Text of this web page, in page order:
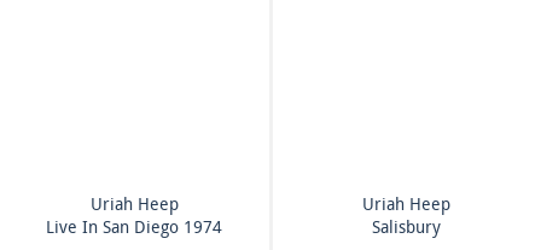
Uriah Heep
Live In San Diego 1974
Uriah Heep
Salisbury